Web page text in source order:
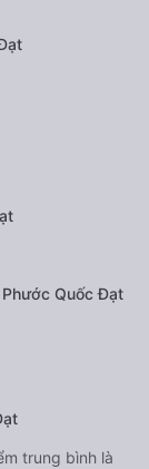
Quốc Đạt
trung bình là